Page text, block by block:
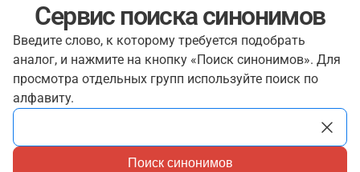
Сервис поиска синонимов
Введите слово, к которому требуется подобрать
аналог, и нажмите на кнопку «Поиск синонимов». Для
просмотра отдельных групп используйте поиск по
алфавиту.
Поиск синонимов